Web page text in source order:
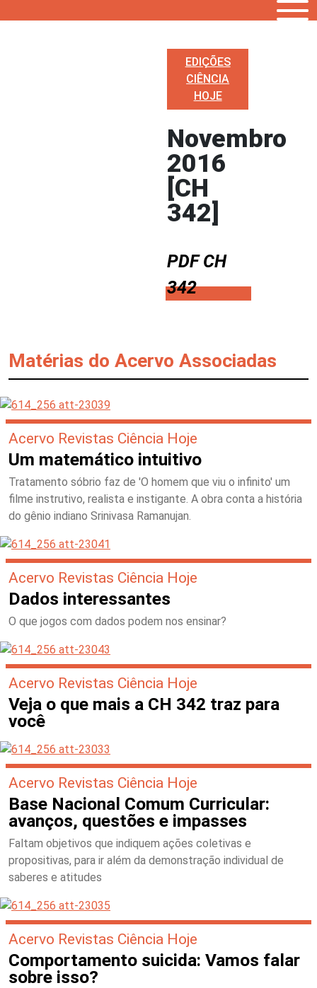
EDIÇÕES
CIÊNCIA
HOJE
Novembro
2016
[CH
342]
PDF CH
342
Matérias do Acervo Associadas
Acervo Revistas Ciência Hoje
Um matemático intuitivo
Tratamento sóbrio faz de 'O homem que viu o infinito' um
filme instrutivo, realista e instigante. A obra conta a história
do gênio indiano Srinivasa Ramanujan.
Acervo Revistas Ciência Hoje
Dados interessantes
O que jogos com dados podem nos ensinar?
Acervo Revistas Ciência Hoje
Veja o que mais a CH 342 traz para
você
Acervo Revistas Ciência Hoje
Base Nacional Comum Curricular:
avanços, questões e impasses
Faltam objetivos que indiquem ações coletivas e
propositivas, para ir além da demonstração individual de
saberes e atitudes
Acervo Revistas Ciência Hoje
Comportamento suicida: Vamos falar
sobre isso?